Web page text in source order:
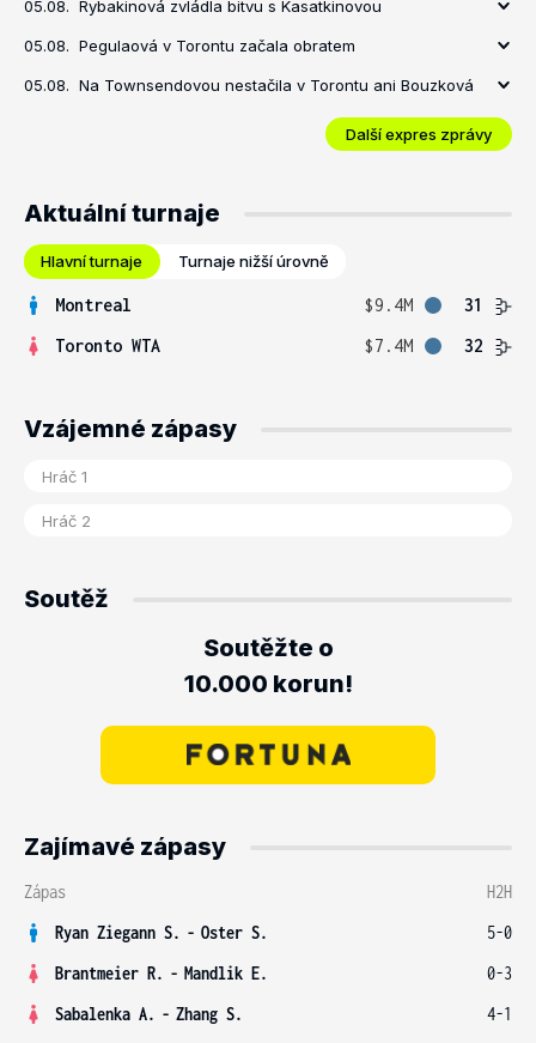
05.08. Rybakinová zvládla bitvu s Kasatkinovou
05.08. Pegulaová v Torontu začala obratem
05.08. Na Townsendovou nestačila v Torontu ani Bouzková
Další expres zprávy
Aktuální turnaje
Hlavní turnaje Turnaje nižší úrovně
Montreal $9.4M
31
Toronto WTA
$7.4M 32
Vzájemné zápasy
Soutěž
Soutěžte o
10.000 korun!
Zajímavé zápasy
Zápas
H2H
Ryan Ziegann S. - Oster S.
5-0
Brantmeier R. - Mandlik E.
0-3
Sabalenka A. - Zhang S.
4-1